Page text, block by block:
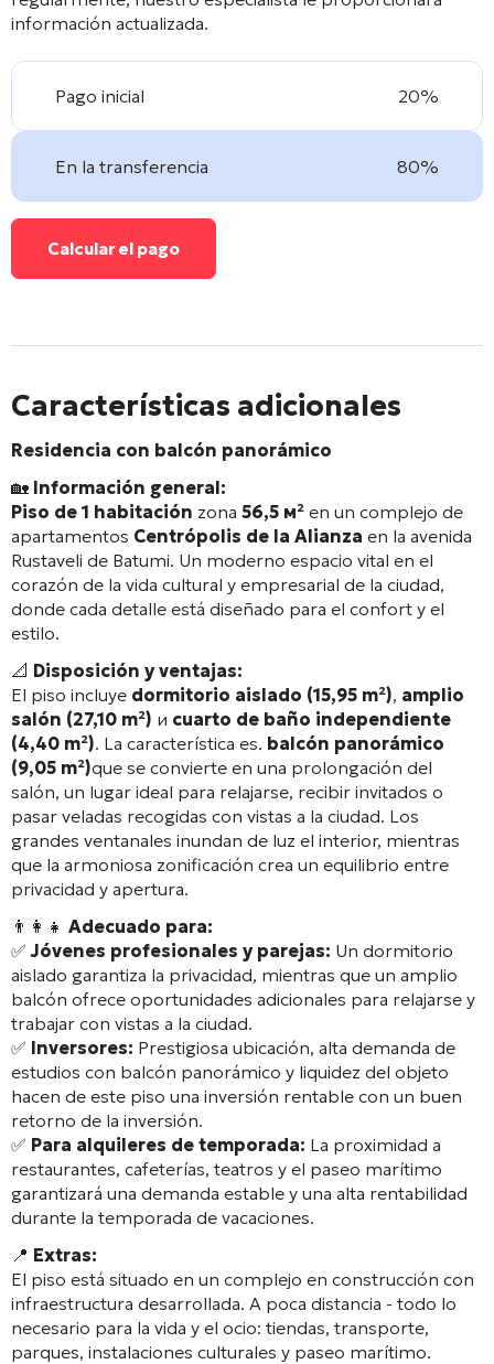
información actualizada.
Pago inicial 20%
En la transferencia 80%
Calcular el pago
Características adicionales
Residencia con balcón panorámico
🏡 Información general:
Piso de 1 habitación zona 56,5 м² en un complejo de
apartamentos Centrópolis de la Alianza en la avenida
Rustaveli de Batumi. Un moderno espacio vital en el
corazón de la vida cultural y empresarial de la ciudad,
donde cada detalle está diseñado para el confort y el
estilo.
📐 Disposición y ventajas:
El piso incluye dormitorio aislado (15,95 m²), amplio
salón (27,10 m²) и cuarto de baño independiente
(4,40 m²). La característica es. balcón panorámico
(9,05 m²)que se convierte en una prolongación del
salón, un lugar ideal para relajarse, recibir invitados o
pasar veladas recogidas con vistas a la ciudad. Los
grandes ventanales inundan de luz el interior, mientras
que la armoniosa zonificación crea un equilibrio entre
privacidad y apertura.
👨‍👩‍👧 Adecuado para:
✅Jóvenes profesionales y parejas: Un dormitorio
aislado garantiza la privacidad, mientras que un amplio
balcón ofrece oportunidades adicionales para relajarse y
trabajar con vistas a la ciudad.
✅ Inversores: Prestigiosa ubicación, alta demanda de
estudios con balcón panorámico y liquidez del objeto
hacen de este piso una inversión rentable con un buen
retorno de la inversión.
✅ Para alquileres de temporada: La proximidad a
restaurantes, cafeterías, teatros y el paseo marítimo
garantizará una demanda estable y una alta rentabilidad
durante la temporada de vacaciones.
📍 Extras:
El piso está situado en un complejo en construcción con
infraestructura desarrollada. A poca distancia - todo lo
necesario para la vida y el ocio: tiendas, transporte,
parques, instalaciones culturales y paseo marítimo.